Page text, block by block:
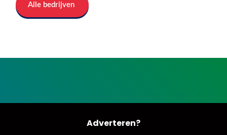
Alle bedrijven
Adverteren?